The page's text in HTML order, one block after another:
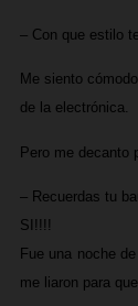
– Con que estilo
Me siento
de la electrónica.
Pero me decanto
– Recuerdas tu
SI!!!!
Fue una noche
me liaron para